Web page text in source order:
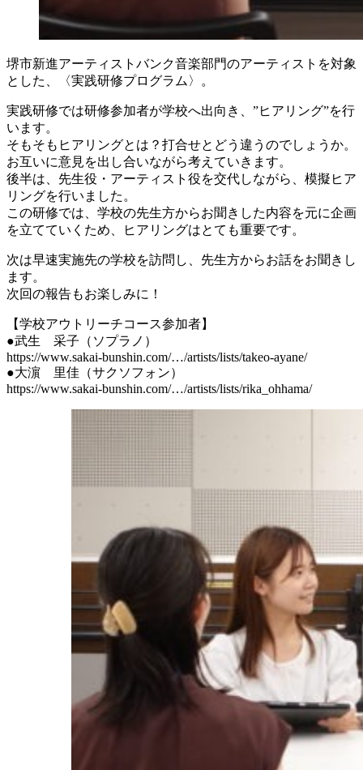
堺市新進アーティストバンク音楽部門のアーティストを対象
とした、〈実践研修プログラム〉。
実践研修では研修参加者が学校へ出向き、”ヒアリング”を行
います。
そもそもヒアリングとは？打合せとどう違うのでしょうか。
お互いに意見を出し合いながら考えていきます。
後半は、先生役・アーティスト役を交代しながら、模擬ヒア
リングを行いました。
この研修では、学校の先生方からお聞きした内容を元に企画
を立てていくため、ヒアリングはとても重要です。
次は早速実施先の学校を訪問し、先生方からお話をお聞きし
ます。
次回の報告もお楽しみに！
【学校アウトリーチコース参加者】
●武生 采子（ソプラノ）
https://www.sakai-bunshin.com/…/artists/lists/takeo-ayane/
●大濵 里佳（サクソフォン）
https://www.sakai-bunshin.com/…/artists/lists/rika_ohhama/